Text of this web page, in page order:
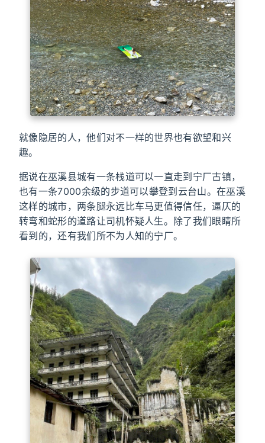
就像隐居的人，他们对不一样的世界也有欲望和兴
趣。
据说在巫溪县城有一条栈道可以一直走到宁厂古镇，
也有一条7000余级的步道可以攀登到云台山。在巫溪
这样的城市，两条腿永远比车马更值得信任，逼仄的
转弯和蛇形的道路让司机怀疑人生。除了我们眼睛所
看到的，还有我们所不为人知的宁厂。